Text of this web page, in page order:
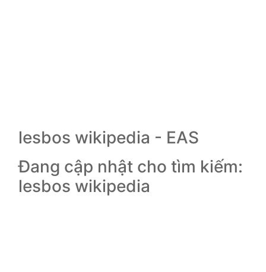
lesbos wikipedia - EAS
Đang cập nhật cho tìm kiếm:
lesbos wikipedia